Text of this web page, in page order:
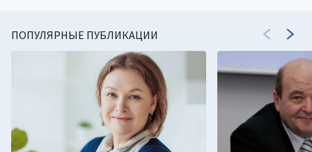
ПОПУЛЯРНЫЕ ПУБЛИКАЦИИ